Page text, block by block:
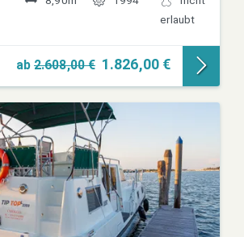
erlaubt
ab 2.608,00 € 1.826,00 €